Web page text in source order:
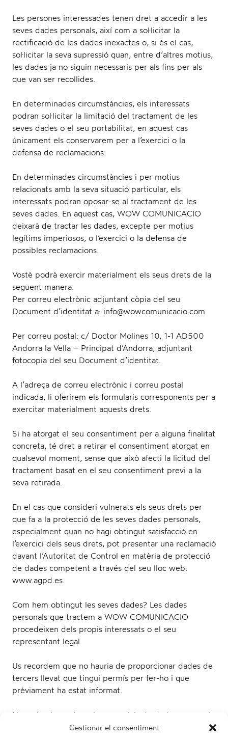
Gestionar el consentiment
Les persones interessades tenen dret a accedir a les
seves dades personals, així com a sol·licitar la
rectificació de les dades inexactes o, si és el cas,
sol·licitar la seva supressió quan, entre d’altres motius,
les dades ja no siguin necessaris per als fins per als
que van ser recollides.
En determinades circumstàncies, els interessats
podran sol·licitar la limitació del tractament de les
seves dades o el seu portabilitat, en aquest cas
únicament els conservarem per a l’exercici o la
defensa de reclamacions.
En determinades circumstàncies i per motius
relacionats amb la seva situació particular, els
interessats podran oposar-se al tractament de les
seves dades. En aquest cas, WOW COMUNICACIO
deixarà de tractar les dades, excepte per motius
legítims imperiosos, o l’exercici o la defensa de
possibles reclamacions.
Vostè podrà exercir materialment els seus drets de la
següent manera:
Per correu electrònic adjuntant còpia del seu
Document d’identitat a: info@wowcomunicacio.com
Per correu postal: c/ Doctor Molines 10, 1-1 AD500
Andorra la Vella – Principat d’Andorra, adjuntant
fotocopia del seu Document d’identitat.
A l’adreça de correu electrònic i correu postal
indicada, li oferirem els formularis corresponents per a
exercitar materialment aquests drets.
Si ha atorgat el seu consentiment per a alguna finalitat
concreta, té dret a retirar el consentiment atorgat en
qualsevol moment, sense que això afecti la licitud del
tractament basat en el seu consentiment previ a la
seva retirada.
En el cas que consideri vulnerats els seus drets per
que fa a la protecció de les seves dades personals,
especialment quan no hagi obtingut satisfacció en
l’exercici dels seus drets, pot presentar una reclamació
davant l’Autoritat de Control en matèria de protecció
de dades competent a través del seu lloc web:
www.agpd.es.
Com hem obtingut les seves dades? Les dades
personals que tractem a WOW COMUNICACIO
procedeixen dels propis interessats o el seu
representant legal.
Us recordem que no hauria de proporcionar dades de
tercers llevat que tingui permís per fer-ho i que
prèviament ha estat informat.
No es tracten categories especials de dades personals
(són aquelles dades que revelen l’origen ètnic o racial,